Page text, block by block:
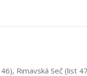
Rimavská Seč (list